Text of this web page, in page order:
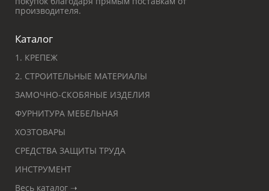
производителя.
Каталог
1. КРЕПЕЖ
2. СТРОИТЕЛЬНЫЕ МАТЕРИАЛЫ
ЗАМОЧНО-СКОБЯНЫЕ ИЗДЕЛИЯ
ФУРНИТУРА МЕБЕЛЬНАЯ
ХОЗТОВАРЫ
СРЕДСТВА ЗАЩИТЫ ТРУДА
ИНСТРУМЕНТ
Весь каталог ➝